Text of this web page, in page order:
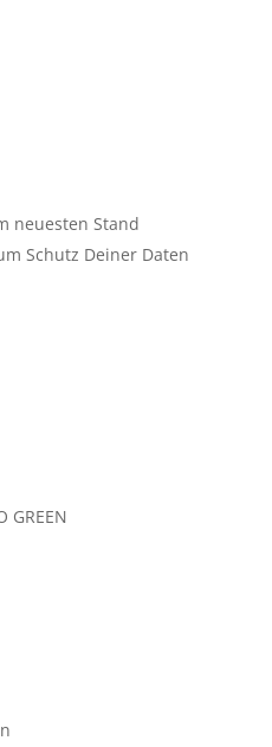
neuesten Stand
Schutz Deiner Daten
GREEN